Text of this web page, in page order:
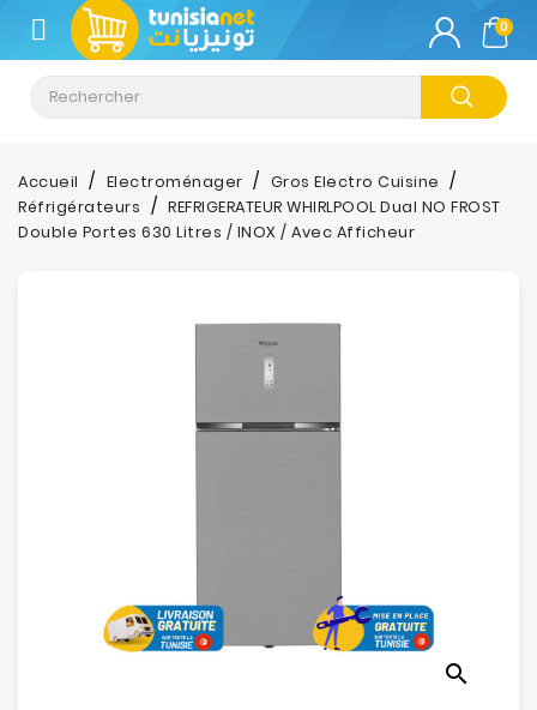
CATÉGORIE
Climatisation
Informatique
Téléphonie
Bureautique
0
Accueil Electroménager
Gros Electro Cuisine
Réfrigérateurs
REFRIGERATEUR WHIRLPOOL Dual NO FROST
Double Portes 630 Litres / INOX / Avec Afficheur
search